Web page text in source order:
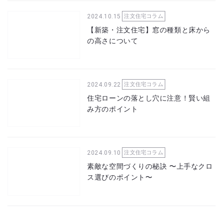
2024.10.15 注文住宅コラム
【新築・注文住宅】窓の種類と床から
の高さについて
2024.09.22 注文住宅コラム
住宅ローンの落とし穴に注意！賢い組
み方のポイント
2024.09.10 注文住宅コラム
素敵な空間づくりの秘訣 〜上手なクロ
ス選びのポイント〜